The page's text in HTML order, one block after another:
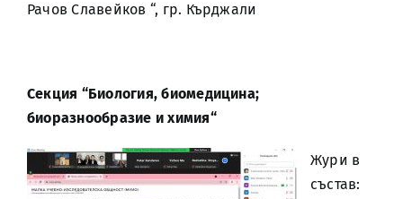
Рачов Славейков “, гр. Кърджали
Секция “Биология, биомедицина;
биоразнообразие и химия“
Жури в
състав: